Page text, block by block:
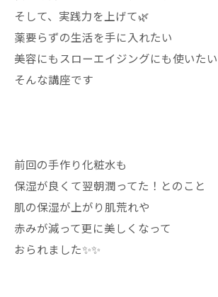
そして、実践力を上げて🌿
薬要らずの生活を手に入れたい
美容にもスローエイジングにも使いたい
そんな講座です
前回の手作り化粧水も
保湿が良くて翌朝潤ってた！とのこと
肌の保湿が上がり肌荒れや
赤みが減って更に美しくなって
おられました✨✨